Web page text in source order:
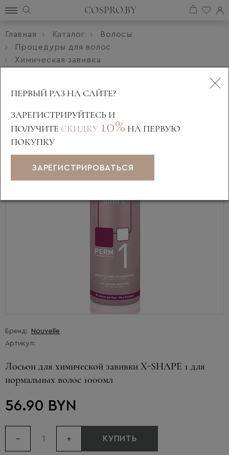
COSPRO.BY
Главная Каталог
Волосы
Процедуры для волос
Химическая завивка
Бренд:
Nouvelle
Артикул:
Лосьон для химической завивки X-SHAPE 1 для
нормальных волос 1000мл
56.90 BYN
КУПИТЬ
ПЕРВЫЙ РАЗ НА САЙТЕ?
ЗАРЕГИСТРИРУЙТЕСЬ И
ПОЛУЧИТЕ СКИДКУ 10% НА ПЕРВУЮ
ПОКУПКУ
ЗАРЕГИСТРИРОВАТЬСЯ